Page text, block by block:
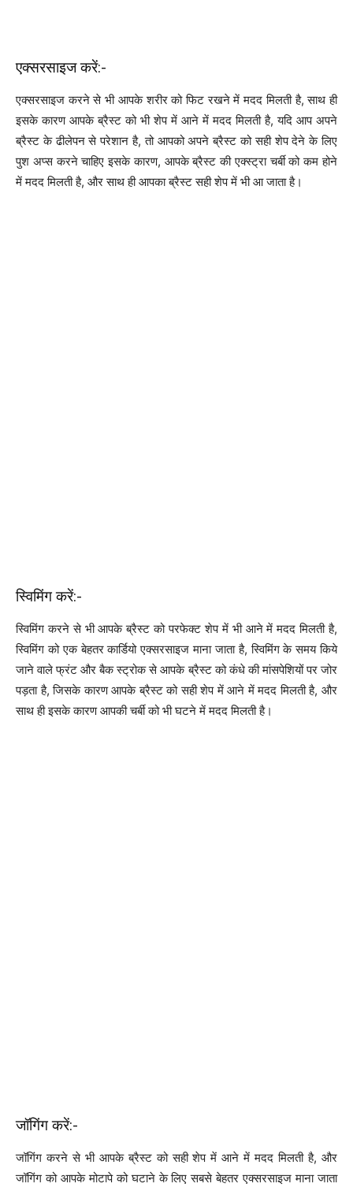
एक्सरसाइज करें:-
एक्सरसाइज करने से भी आपके शरीर को फिट रखने में मदद मिलती है, साथ ही
इसके कारण आपके ब्रैस्ट को भी शेप में आने में मदद मिलती है, यदि आप अपने
ब्रैस्ट के ढीलेपन से परेशान है, तो आपको अपने ब्रैस्ट को सही शेप देने के लिए
पुश अप्स करने चाहिए इसके कारण, आपके ब्रैस्ट की एक्स्ट्रा चर्बी को कम होने
में मदद मिलती है, और साथ ही आपका ब्रैस्ट सही शेप में भी आ जाता है।
स्विमिंग करें:-
स्विमिंग करने से भी आपके ब्रैस्ट को परफेक्ट शेप में भी आने में मदद मिलती है,
स्विमिंग को एक बेहतर कार्डियो एक्सरसाइज माना जाता है, स्‍विमिंग के समय किये
जाने वाले फ्रंट और बैक स्‍ट्रोक से आपके ब्रैस्ट को कंधे की मांसपेशियों पर जोर
पड़ता है, जिसके कारण आपके ब्रैस्ट को सही शेप में आने में मदद मिलती है, और
साथ ही इसके कारण आपकी चर्बी को भी घटने में मदद मिलती है।
जॉगिंग करें:-
जॉगिंग करने से भी आपके ब्रैस्ट को सही शेप में आने में मदद मिलती है, और
जॉगिंग को आपके मोटापे को घटाने के लिए सबसे बेहतर एक्सरसाइज माना जाता